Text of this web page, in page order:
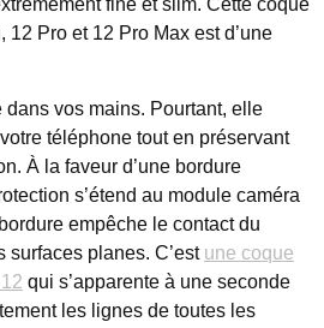
fine et slim. Cette coque
Pro et 12 Pro Max est d’une
vos mains. Pourtant, elle
téléphone tout en préservant
À la faveur d’une bordure
s’étend au module caméra
empêche le contact du
surfaces planes. C’est une coque
qui s’apparente à une seconde
les lignes de toutes les